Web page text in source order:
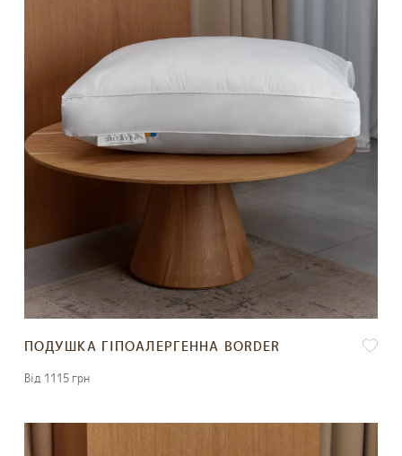
ПОДУШКА ГІПОАЛЕРГЕННА BORDER
Вiд 1115 грн